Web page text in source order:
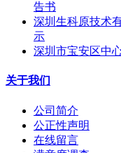
告书
深圳生科原技术
示
深圳市宝安区中
关于我们
公司简介
公正性声明
在线留言